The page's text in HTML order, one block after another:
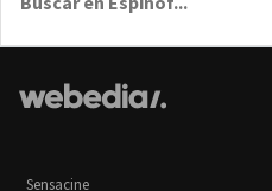
Sensacine